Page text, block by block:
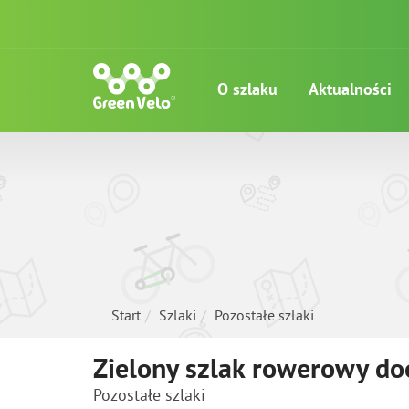
O szlaku Aktualności
Start Szlaki Pozostałe szlaki
Zielony szlak rowerowy
Pozostałe szlaki